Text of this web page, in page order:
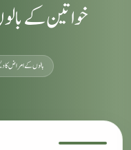
خواتین کے بالو
بالوں کے امراض کا